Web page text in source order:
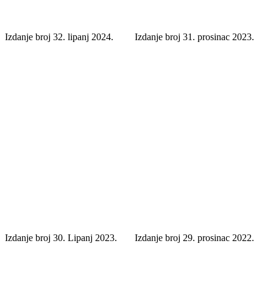
Izdanje broj 32. lipanj 2024. Izdanje broj 31. prosinac 2023.
Izdanje broj 30. Lipanj 2023. Izdanje broj 29. prosinac 2022.